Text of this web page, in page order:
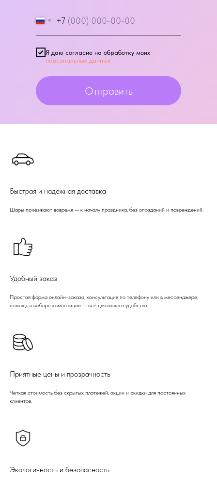
+7
Я даю согласие на обработку моих
персональных данных
Отправить
Быстрая и надёжная доставка
Шары приезжают вовремя — к началу праздника, без опозданий и повреждений.
Удобный заказ
Простая форма онлайн-заказа, консультация по телефону или в мессенджере,
помощь в выборе композиции — всё для вашего удобства.
Приятные цены и прозрачность
Четкая стоимость без скрытых платежей, акции и скидки для постоянных
клиентов.
Экологичность и безопасность